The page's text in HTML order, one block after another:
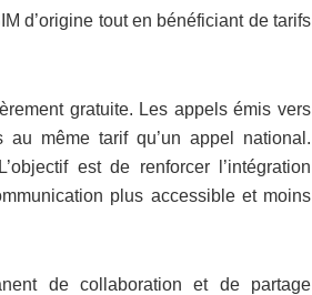
d’origine tout en bénéficiant de tarifs
gratuite. Les appels émis vers
même tarif qu’un appel national.
est de renforcer l’intégration
plus accessible et moins
de collaboration et de partage